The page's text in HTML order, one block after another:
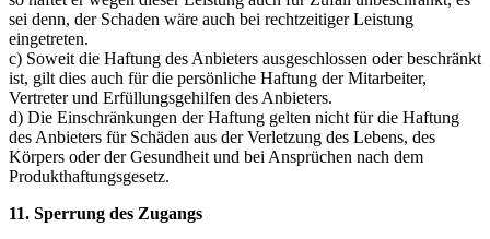
sei denn, der Schaden wäre auch bei rechtzeitiger Leistung
eingetreten.
c) Soweit die Haftung des Anbieters ausgeschlossen oder beschränkt
ist, gilt dies auch für die persönliche Haftung der Mitarbeiter,
Vertreter und Erfüllungsgehilfen des Anbieters.
d) Die Einschränkungen der Haftung gelten nicht für die Haftung
des Anbieters für Schäden aus der Verletzung des Lebens, des
Körpers oder der Gesundheit und bei Ansprüchen nach dem
Produkthaftungsgesetz.
11. Sperrung des Zugangs